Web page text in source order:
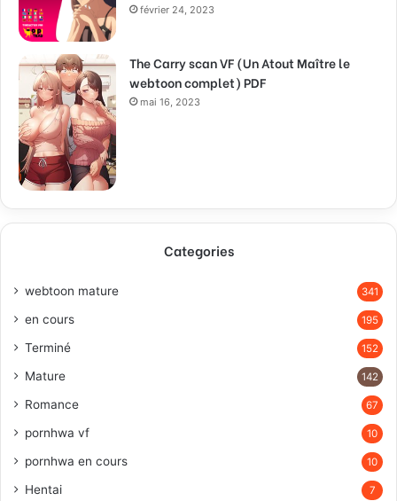
février 24, 2023
The Carry scan VF (Un Atout Maître le
webtoon complet) PDF
mai 16, 2023
Categories
webtoon mature 341
en cours 195
Terminé 152
Mature 142
Romance 67
pornhwa vf 10
pornhwa en cours 10
Hentai 7